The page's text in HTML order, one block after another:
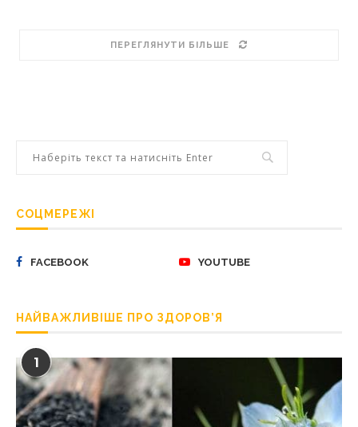
ПЕРЕГЛЯНУТИ БІЛЬШЕ
СОЦМЕРЕЖІ
FACEBOOK YOUTUBE
НАЙВАЖЛИВІШЕ ПРО ЗДОРОВ’Я
1